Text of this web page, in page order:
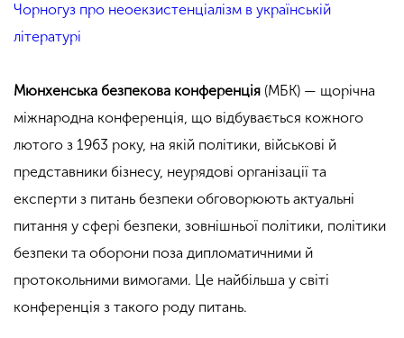
Чорногуз про неоекзистенціалізм в українській
літературі
Мюнхенська безпекова конференція (МБК) — щорічна
міжнародна конференція, що відбувається кожного
лютого з 1963 року, на якій політики, військові й
представники бізнесу, неурядові організації та
експерти з питань безпеки обговорюють актуальні
питання у сфері безпеки, зовнішньої політики, політики
безпеки та оборони поза дипломатичними й
протокольними вимогами. Це найбільша у світі
конференція з такого роду питань.